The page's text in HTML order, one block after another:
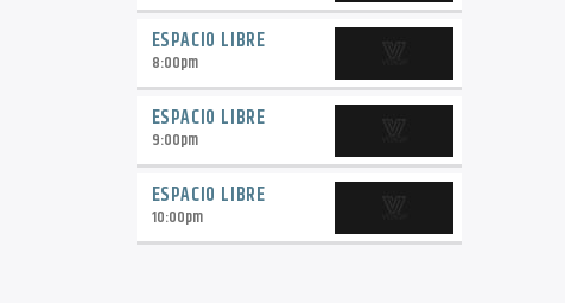
ESPACIO LIBRE
8:00pm
ESPACIO LIBRE
9:00pm
ESPACIO LIBRE
10:00pm